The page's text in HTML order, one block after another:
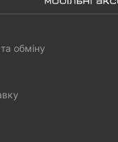
обміну